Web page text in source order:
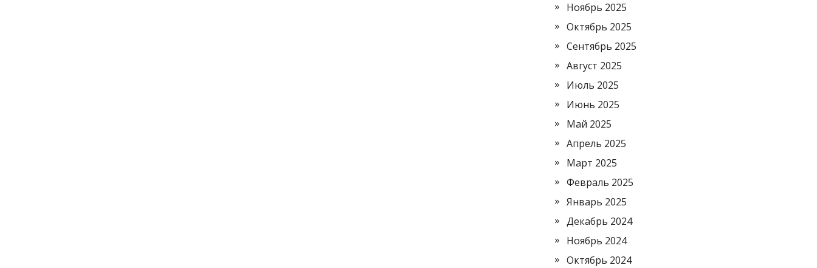
Ноябрь 2025
Октябрь 2025
Сентябрь 2025
Август 2025
Июль 2025
Июнь 2025
Май 2025
Апрель 2025
Март 2025
Февраль 2025
Январь 2025
Декабрь 2024
Ноябрь 2024
Октябрь 2024